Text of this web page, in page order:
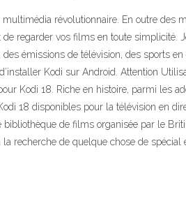
révolutionnaire. En outre des
de regarder vos films en toute simplicité.
émissions de télévision, des sports
Kodi sur Android. Attention
Kodi 18. Riche en histoire, parmi les
18 disponibles pour la télévision en
bibliothèque de films organisée par le
la recherche de quelque chose de